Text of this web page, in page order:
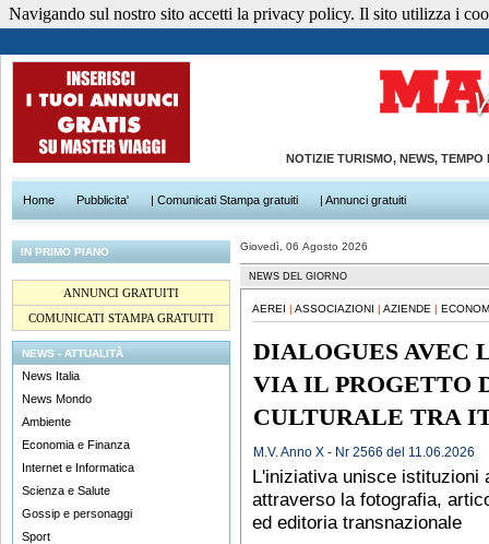
NOTIZIE TURISMO, NEWS,
Home Pubblicita' | Comunicati Stampa gratuiti | Annunci gratuiti
IN PRIMO PIANO
ANNUNCI GRATUITI
COMUNICATI STAMPA GRATUITI
NEWS - ATTUALITÀ
News Italia
News Mondo
Ambiente
Economia e Finanza
Internet e Informatica
Scienza e Salute
Gossip e personaggi
Sport
Giovedì, 06 Agosto 2026
NEWS DEL GIORNO
AEREI | ASSOCIAZIONI | AZIENDE |
DIALOGUES AVEC
VIA IL PROGETTO
CULTURALE TRA
M.V. Anno X - Nr 2566 del 11.06.2026
L'iniziativa unisce istituzioni
attraverso la fotografia,
ed editoria transnazionale
Navigando sul nostro sito accetti la privacy policy. Il sito utilizza i